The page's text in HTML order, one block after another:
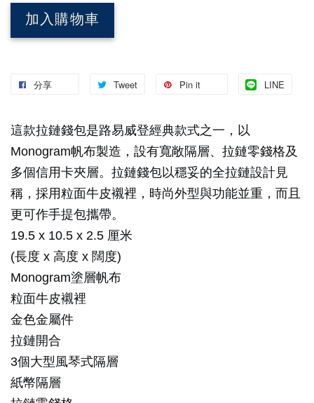
加入購物車
分享 Tweet Pin it LINE
這款拉鏈錢包是路易威登經典款式之一，以
Monogram帆布製造，設有寬敞隔層、拉鏈零錢格及
多個信用卡夾層。拉鏈錢包以穩妥的全拉鏈設計見
稱，採用粒面牛皮襯裡，時尚外型與功能並重，而且
更可作手提包攜帶。
19.5 x 10.5 x 2.5 厘米
(長度 x 高度 x 闊度)
Monogram塗層帆布
粒面牛皮襯裡
金色金屬件
拉鏈開合
3個大型風琴式隔層
紙幣隔層